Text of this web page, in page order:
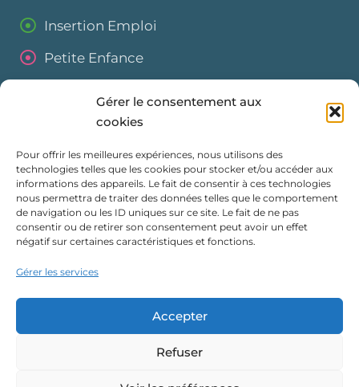
Gérer le consentement aux
cookies
Pour offrir les meilleures expériences, nous utilisons des
technologies telles que les cookies pour stocker et/ou accéder aux
informations des appareils. Le fait de consentir à ces technologies
nous permettra de traiter des données telles que le comportement
de navigation ou les ID uniques sur ce site. Le fait de ne pas
consentir ou de retirer son consentement peut avoir un effet
négatif sur certaines caractéristiques et fonctions.
Gérer les services
Accepter
Refuser
Insertion Emploi
Petite Enfance
Liens Utiles
Nous contacter
Mentions Légales